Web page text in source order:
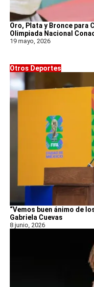
Oro, Plata y Bronce para
Olimpiada Nacional
19 mayo, 2026
Otros Deportes
“Vemos buen ánimo de
Gabriela Cuevas
8 junio, 2026